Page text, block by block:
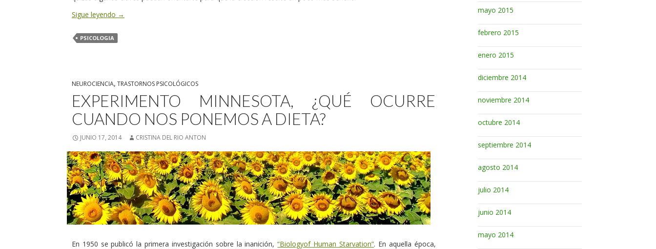
Sigue leyendo →
PSICOLOGIA
NEUROCIENCIA, TRASTORNOS PSICOLÓGICOS
EXPERIMENTO MINNESOTA, ¿QUÉ OCURRE
CUANDO NOS PONEMOS A DIETA?
JUNIO 17, 2014 CRISTINA DEL RIO ANTON
En 1950 se publicó la primera investigación sobre la inanición, “Biologyof Human Starvation”. En aquella época,
mayo 2015
febrero 2015
enero 2015
diciembre 2014
noviembre 2014
octubre 2014
septiembre 2014
agosto 2014
julio 2014
junio 2014
mayo 2014